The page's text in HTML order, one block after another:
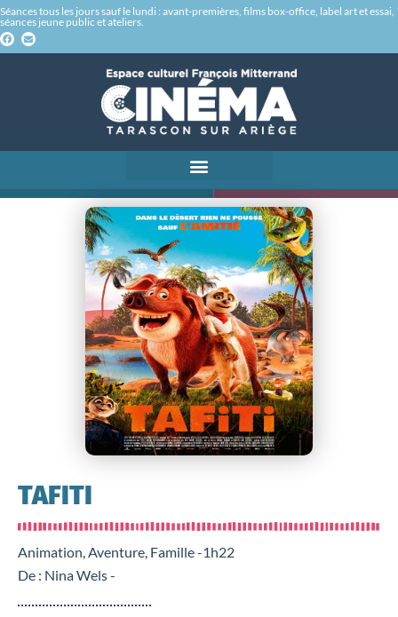
Séances tous les jours sauf le lundi : avant-premières, films box-office, label art et essai,
séances jeune public et ateliers.
TAFITI
Animation, Aventure, Famille -1h22
De : Nina Wels -